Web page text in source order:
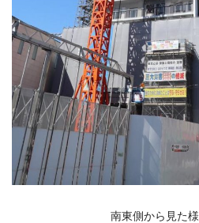
南東側から見た様